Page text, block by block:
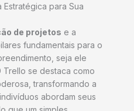
Estratégica para Sua
de projetos e a
fundamentais para o
seja ele
Trello se destaca como
transformando a
abordam seus